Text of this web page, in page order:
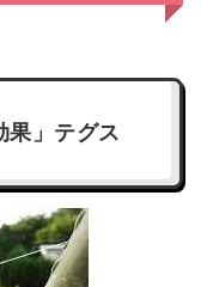
」テグス